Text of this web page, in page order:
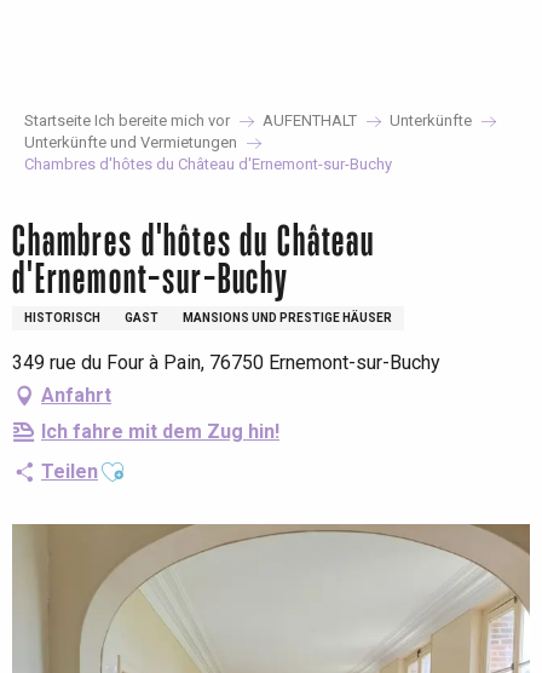
Startseite Ich bereite mich vor AUFENTHALT
Unterkünfte
Unterkünfte und Vermietungen
Chambres d'hôtes du Château d'Ernemont-sur-Buchy
Chambres d'hôtes du Château
d'Ernemont-sur-Buchy
HISTORISCH GAST MANSIONS UND PRESTIGE HÄUSER
349 rue du Four à Pain, 76750 Ernemont-sur-Buchy
Anfahrt
Ich fahre mit dem Zug hin!
TeilenAjouter aux favoris